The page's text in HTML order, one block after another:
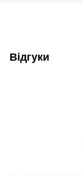
Відгуки